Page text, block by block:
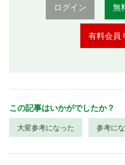
ログイン 無
有料会員
この記事はいかがでしたか？
大変参考になった 参考に